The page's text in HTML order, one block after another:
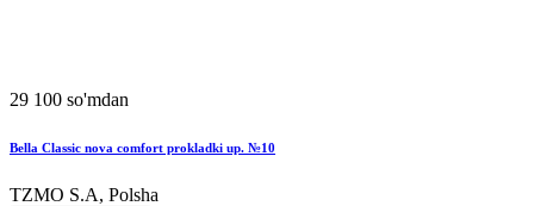
29 100 so'mdan
Bella Classic nova comfort prokladki up. №10
TZMO S.A, Polsha